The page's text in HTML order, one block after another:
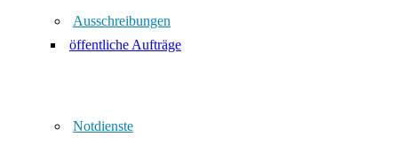
Ausschreibungen
öffentliche Aufträge
Notdienste